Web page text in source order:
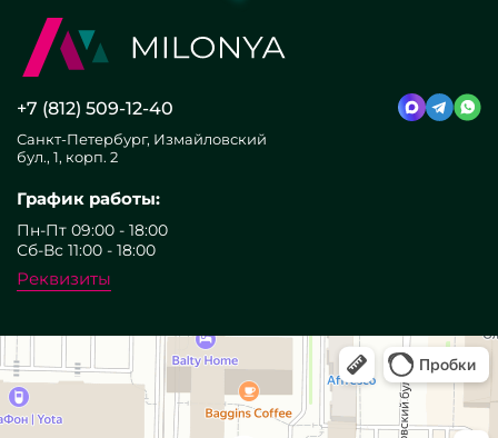
+7 (812) 509-12-40
Санкт-Петербург, Измайловский
бул., 1, корп. 2
График работы:
Пн-Пт 09:00 - 18:00
Сб-Вс 11:00 - 18:00
Реквизиты